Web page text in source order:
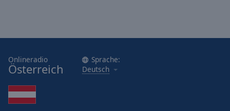
Onlineradio
Österreich
Sprache:
Deutsch